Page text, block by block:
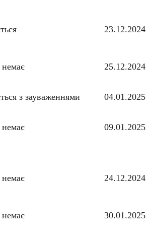
23.12.2024
25.12.2024
з зауваженнями 04.01.2025
09.01.2025
24.12.2024
30.01.2025